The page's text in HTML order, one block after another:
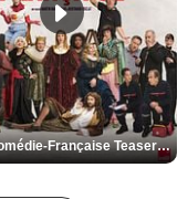
De la Comédie-Française Teaser VF